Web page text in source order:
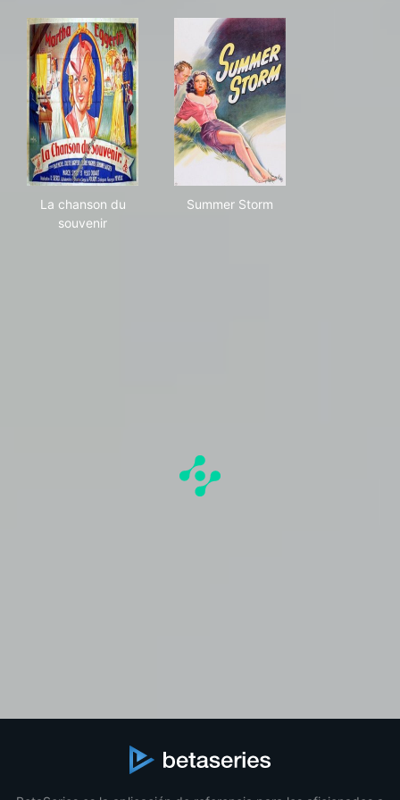
La chanson du
souvenir
Summer Storm